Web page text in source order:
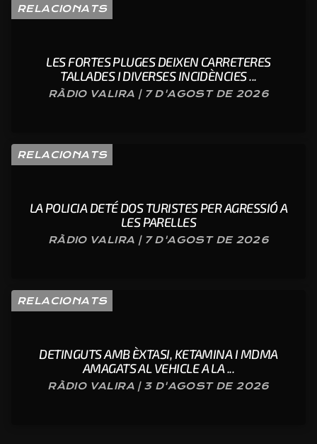
RELACIONATS
LES FORTES PLUGES DEIXEN CARRETERES
TALLADES I DIVERSES INCIDÈNCIES ...
RÀDIO VALIRA | 7 D'AGOST DE 2026
RELACIONATS
LA POLICIA DETÉ DOS TURISTES PER AGRESSIÓ A
LES PARELLES
RÀDIO VALIRA | 7 D'AGOST DE 2026
RELACIONATS
DETINGUTS AMB ÈXTASI, KETAMINA I MDMA
AMAGATS AL VEHICLE A LA ...
RÀDIO VALIRA | 3 D'AGOST DE 2026